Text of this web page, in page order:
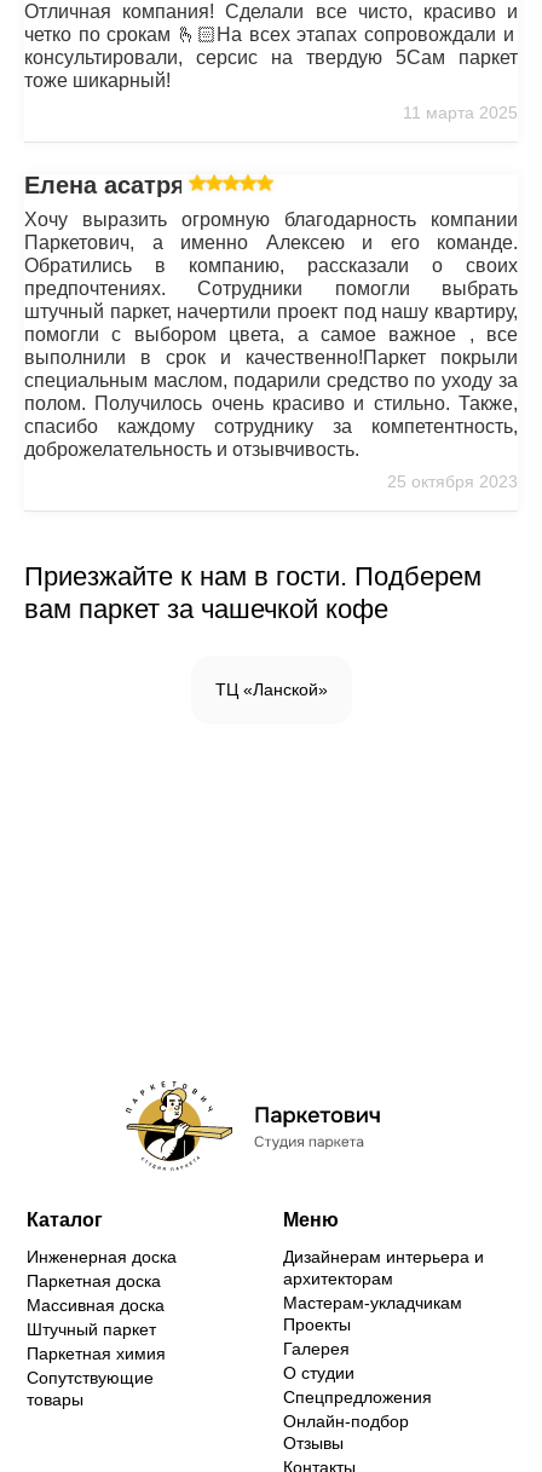
Отличная компания! Сделали все чисто, красиво и
четко по срокам 🫰🏻На всех этапах сопровождали и
консультировали, серсис на твердую 5Сам паркет
тоже шикарный!
11 марта 2025
Елена асатрян
Хочу выразить огромную благодарность компании
Паркетович, а именно Алексею и его команде.
Обратились в компанию, рассказали о своих
предпочтениях. Сотрудники помогли выбрать
штучный паркет, начертили проект под нашу квартиру,
помогли с выбором цвета, а самое важное , все
выполнили в срок и качественно!Паркет покрыли
специальным маслом, подарили средство по уходу за
полом. Получилось очень красиво и стильно. Также,
спасибо каждому сотруднику за компетентность,
доброжелательность и отзывчивость.
25 октября 2023
Приезжайте к нам в гости. Подберем
вам паркет за чашечкой кофе
ТЦ «Ланской»
Каталог
Инженерная доска
Паркетная доска
Массивная доска
Штучный паркет
Паркетная химия
Сопутствующие
товары
Меню
Дизайнерам интерьера и
архитекторам
Мастерам-укладчикам
Проекты
Галерея
О студии
Спецпредложения
Онлайн-подбор
Отзывы
Контакты